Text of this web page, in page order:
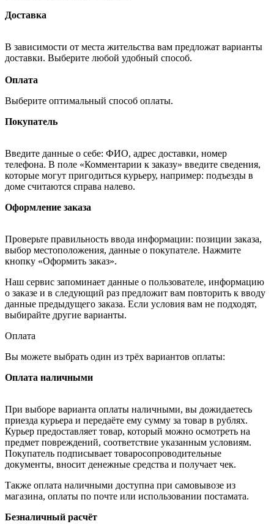
Доставка
В зависимости от места жительства вам предложат варианты
доставки. Выберите любой удобный способ.
Оплата
Выберите оптимальный способ оплаты.
Покупатель
Введите данные о себе: ФИО, адрес доставки, номер
телефона. В поле «Комментарии к заказу» введите сведения,
которые могут пригодиться курьеру, например: подъезды в
доме считаются справа налево.
Оформление заказа
Проверьте правильность ввода информации: позиции заказа,
выбор местоположения, данные о покупателе. Нажмите
кнопку «Оформить заказ».
Наш сервис запоминает данные о пользователе, информацию
о заказе и в следующий раз предложит вам повторить к вводу
данные предыдущего заказа. Если условия вам не подходят,
выбирайте другие варианты.
Оплата
Вы можете выбрать один из трёх вариантов оплаты:
Оплата наличными
При выборе варианта оплаты наличными, вы дожидаетесь
приезда курьера и передаёте ему сумму за товар в рублях.
Курьер предоставляет товар, который можно осмотреть на
предмет повреждений, соответствие указанным условиям.
Покупатель подписывает товаросопроводительные
документы, вносит денежные средства и получает чек.
Также оплата наличными доступна при самовывозе из
магазина, оплаты по почте или использовании постамата.
Безналичный расчёт